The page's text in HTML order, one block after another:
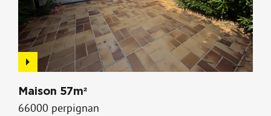
Maison 57m²
66000 perpignan